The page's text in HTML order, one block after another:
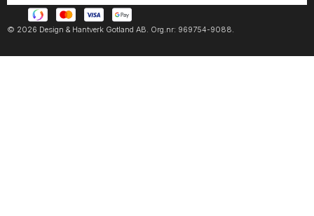
© 2026 Design & Hantverk Gotland AB. Org.nr: 969754-9088.